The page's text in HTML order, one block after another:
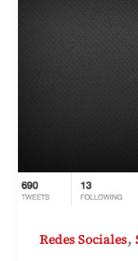
Redes Sociales,